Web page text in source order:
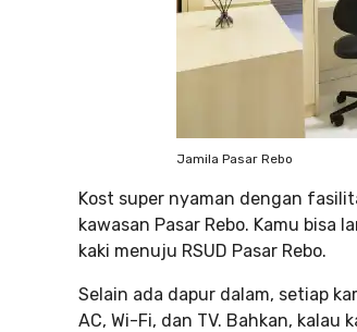
Jamila Pasar Rebo
Kost super nyaman dengan
kawasan Pasar Rebo. Kamu bisa
kaki menuju RSUD Pasar Rebo.
Selain ada dapur dalam, setiap
AC, Wi-Fi, dan TV. Bahkan,